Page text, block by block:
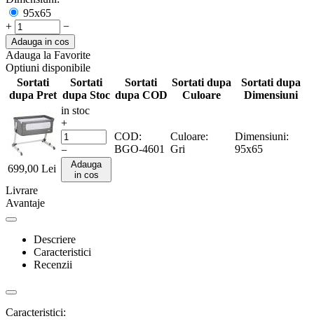
95x65
+
−
Adauga in cos
Adauga la Favorite
Optiuni disponibile
Sortati
dupa Pret
Sortati
dupa Stoc
Sortati
dupa COD
Sortati dupa
Culoare
Sortati dupa
Dimensiuni
699,00 Lei
in stoc
+
−
Adauga
in cos
COD:
BGO-4601
Culoare:
Gri
Dimensiuni:
95x65
Livrare
Avantaje
Descriere
Caracteristici
Recenzii
Caracteristici: